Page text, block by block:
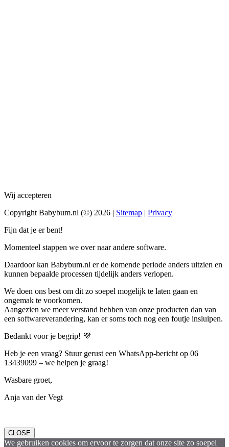
Wij accepteren
Copyright Babybum.nl (©) 2026 | Sitemap | Privacy
Fijn dat je er bent!
Momenteel stappen we over naar andere software.
Daardoor kan Babybum.nl er de komende periode anders uitzien en
kunnen bepaalde processen tijdelijk anders verlopen.
We doen ons best om dit zo soepel mogelijk te laten gaan en
ongemak te voorkomen.
Aangezien we meer verstand hebben van onze producten dan van
een softwareverandering, kan er soms toch nog een foutje insluipen.
Bedankt voor je begrip! 💜
Heb je een vraag? Stuur gerust een WhatsApp-bericht op 06
13439099 – we helpen je graag!
Wasbare groet,
Anja van der Vegt
CLOSE
We gebruiken cookies om ervoor te zorgen dat onze site zo soepel